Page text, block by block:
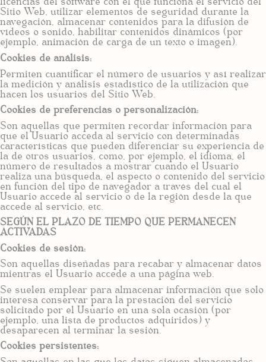
Sitio Web, utilizar elementos de seguridad durante la
navegación, almacenar contenidos para la difusión de
vídeos o sonido, habilitar contenidos dinámicos (por
ejemplo, animación de carga de un texto o imagen).
Cookies de análisis:
Permiten cuantificar el número de usuarios y así realizar
la medición y análisis estadístico de la utilización que
hacen los usuarios del Sitio Web.
Cookies de preferencias o personalización:
Son aquellas que permiten recordar información para
que el Usuario acceda al servicio con determinadas
características que pueden diferenciar su experiencia de
la de otros usuarios, como, por ejemplo, el idioma, el
número de resultados a mostrar cuando el Usuario
realiza una búsqueda, el aspecto o contenido del servicio
en función del tipo de navegador a través del cual el
Usuario accede al servicio o de la región desde la que
accede al servicio, etc.
SEGÚN EL PLAZO DE TIEMPO QUE PERMANECEN
ACTIVADAS
Cookies de sesión:
Son aquellas diseñadas para recabar y almacenar datos
mientras el Usuario accede a una página web.
Se suelen emplear para almacenar información que solo
interesa conservar para la prestación del servicio
solicitado por el Usuario en una sola ocasión (por
ejemplo, una lista de productos adquiridos) y
desaparecen al terminar la sesión.
Cookies persistentes: